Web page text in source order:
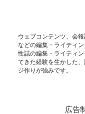
ウェブコンテンツ、会
などの編集・ライティ
性誌の編集・ライティ
てきた経験を生かした
ジ作りが強みです。
広告